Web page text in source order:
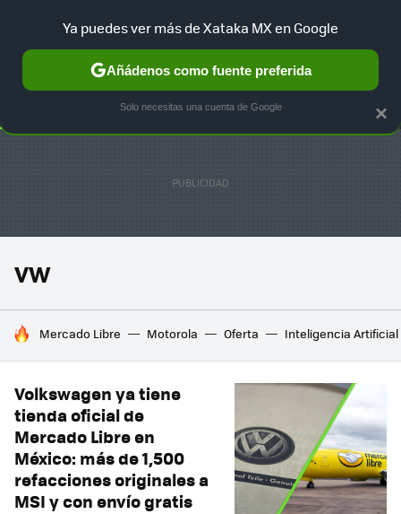
SELECCIÓN GAMING HOME AUTO TERRITORIO
VW
HOY SE HABLA DE
Mercado Libre Motorola Oferta Inteligencia Artificial
Volkswagen ya tiene
tienda oficial de
Mercado Libre en
México: más de 1,500
refacciones originales a
MSI y con envío gratis
×
Ya puedes ver más de Xataka MX en Google
Añádenos como fuente preferida
Solo necesitas una cuenta de Google